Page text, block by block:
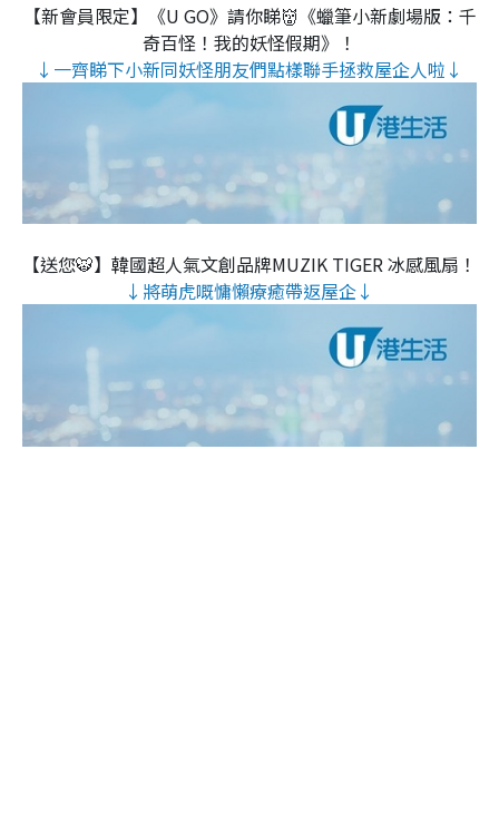
【新會員限定】《U GO》請你睇👹《蠟筆小新劇場版：千
奇百怪！我的妖怪假期》！
↓一齊睇下小新同妖怪朋友們點樣聯手拯救屋企人啦↓
【送您🐯】韓國超人氣文創品牌MUZIK TIGER 冰感風扇！
↓將萌虎嘅慵懶療癒帶返屋企↓